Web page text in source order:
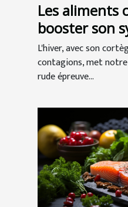
Les aliments
booster son
immunitaire
hivernale
L'hiver, avec son
contagions, met
rude épreuve...